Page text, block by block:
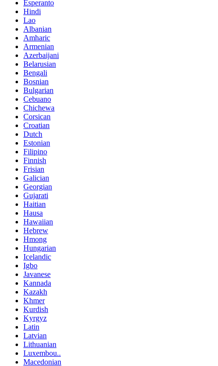
Esperanto
Hindi
Lao
Albanian
Amharic
Armenian
Azerbaijani
Belarusian
Bengali
Bosnian
Bulgarian
Cebuano
Chichewa
Corsican
Croatian
Dutch
Estonian
Filipino
Finnish
Frisian
Galician
Georgian
Gujarati
Haitian
Hausa
Hawaiian
Hebrew
Hmong
Hungarian
Icelandic
Igbo
Javanese
Kannada
Kazakh
Khmer
Kurdish
Kyrgyz
Latin
Latvian
Lithuanian
Luxembou..
Macedonian